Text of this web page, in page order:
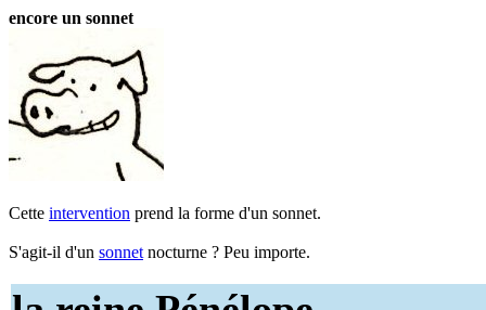
encore un sonnet
Cette intervention prend la forme d'un sonnet.
S'agit-il d'un sonnet nocturne ? Peu importe.